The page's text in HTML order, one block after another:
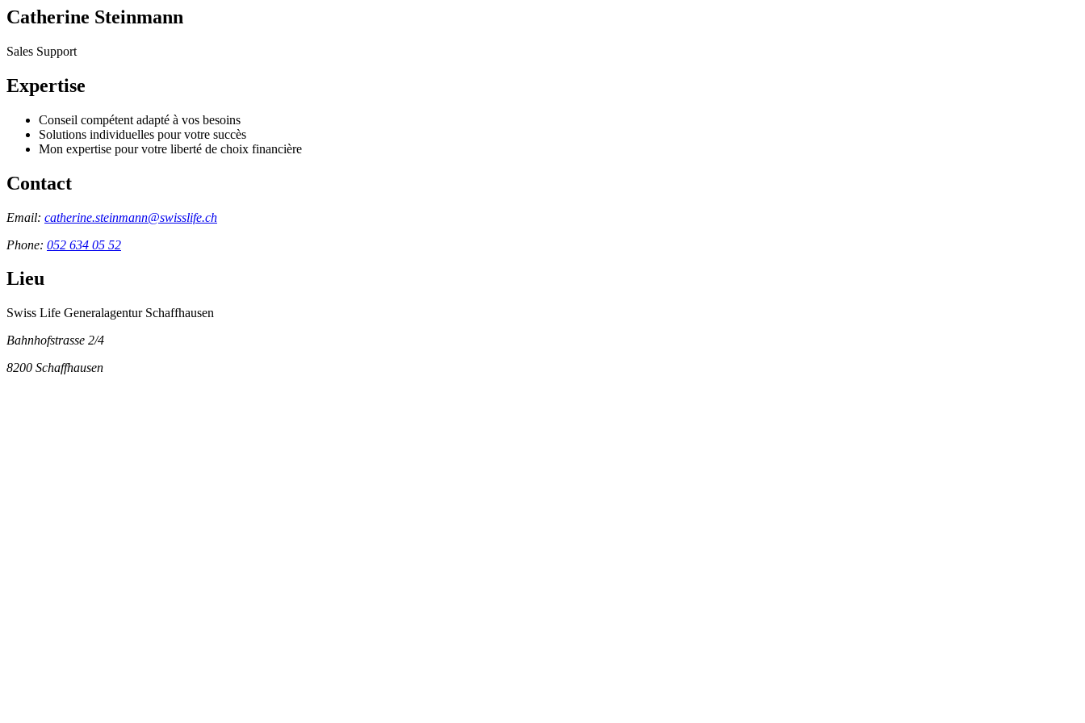
Catherine Steinmann
Sales Support
Expertise
Conseil compétent adapté à vos besoins
Solutions individuelles pour votre succès
Mon expertise pour votre liberté de choix financière
Contact
Email: catherine.steinmann@swisslife.ch
Phone: 052 634 05 52
Lieu
Swiss Life Generalagentur Schaffhausen
Bahnhofstrasse 2/4
8200 Schaffhausen